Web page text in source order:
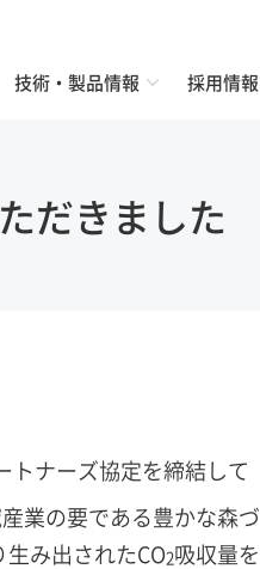
技術・製品情報 採用情報
だきました
トナーズ協定を締結して
業の要である豊かな森づ
み出されたCO2吸収量を